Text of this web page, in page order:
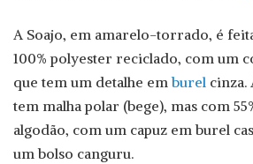
A Soajo, em amarelo-torrado, é
100% polyester reciclado, com um
que tem um detalhe emburel cinza.
tem malha polar (bege), mas com
algodão, com um capuz em burel
um bolso canguru.